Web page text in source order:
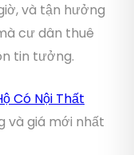
và tận hưởng
cư dân thuê
tin tưởng.
Có Nội Thất
và giá mới nhất